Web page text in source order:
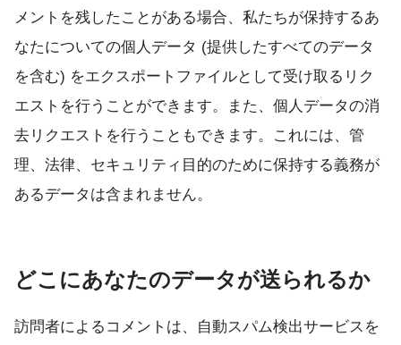
メントを残したことがある場合、私たちが保持するあ
なたについての個人データ (提供したすべてのデータ
を含む) をエクスポートファイルとして受け取るリク
エストを行うことができます。また、個人データの消
去リクエストを行うこともできます。これには、管
理、法律、セキュリティ目的のために保持する義務が
あるデータは含まれません。
どこにあなたのデータが送られるか
訪問者によるコメントは、自動スパム検出サービスを